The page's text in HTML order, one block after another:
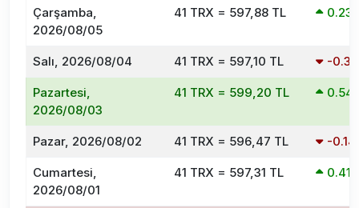
Çarşamba,
2026/08/05
41 TRX = 597,88 TL
Salı, 2026/08/04 41 TRX = 597,10 TL -
Pazartesi,
2026/08/03
41 TRX = 599,20 TL
Pazar, 2026/08/02 41 TRX = 596,47 TL -
Cumartesi,
2026/08/01
41 TRX = 597,31 TL